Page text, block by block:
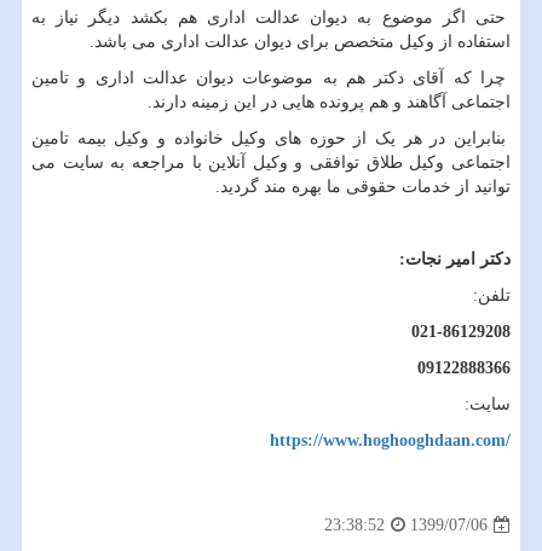
حتی اگر موضوع به دیوان عدالت اداری هم بکشد دیگر نیاز به
استفاده از وکیل متخصص برای دیوان عدالت اداری می باشد.
چرا که آقای دکتر هم به موضوعات دیوان عدالت اداری و تامین
اجتماعی آگاهند و هم پرونده هایی در این زمینه دارند.
بنابراین در هر یک از حوزه های وکیل خانواده و وکیل بیمه تامین
اجتماعی وکیل طلاق توافقی و وکیل آنلاین با مراجعه به سایت می
توانید از خدمات حقوقی ما بهره مند گردید.
دکتر امیر نجات:
تلفن:
021-86129208
09122888366
سایت:
https://www.hoghooghdaan.com/
1399/07/06
23:38:52